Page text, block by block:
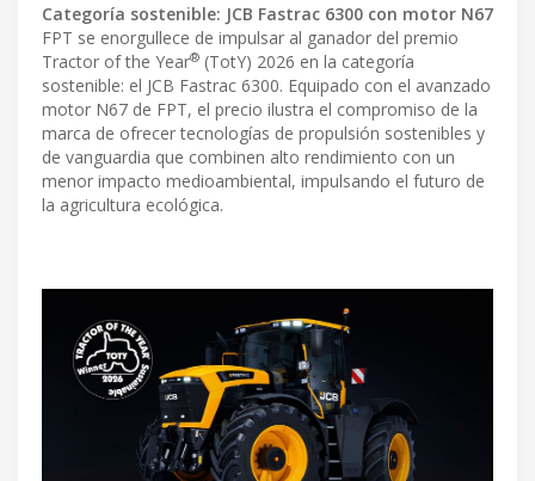
Categoría sostenible: JCB Fastrac 6300 con motor N67
FPT se enorgullece de impulsar al ganador del premio
Tractor of the Year® (TotY) 2026 en la categoría
sostenible: el JCB Fastrac 6300. Equipado con el avanzado
motor N67 de FPT, el precio ilustra el compromiso de la
marca de ofrecer tecnologías de propulsión sostenibles y
de vanguardia que combinen alto rendimiento con un
menor impacto medioambiental, impulsando el futuro de
la agricultura ecológica.